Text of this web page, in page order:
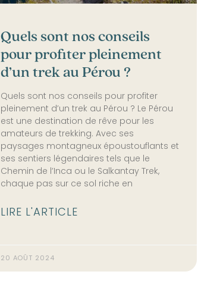
Quels sont nos conseils
pour profiter pleinement
d’un trek au Pérou ?
Quels sont nos conseils pour profiter
pleinement d’un trek au Pérou ? Le Pérou
est une destination de rêve pour les
amateurs de trekking. Avec ses
paysages montagneux époustouflants et
ses sentiers légendaires tels que le
Chemin de l’Inca ou le Salkantay Trek,
chaque pas sur ce sol riche en
LIRE L'ARTICLE
20 AOÛT 2024